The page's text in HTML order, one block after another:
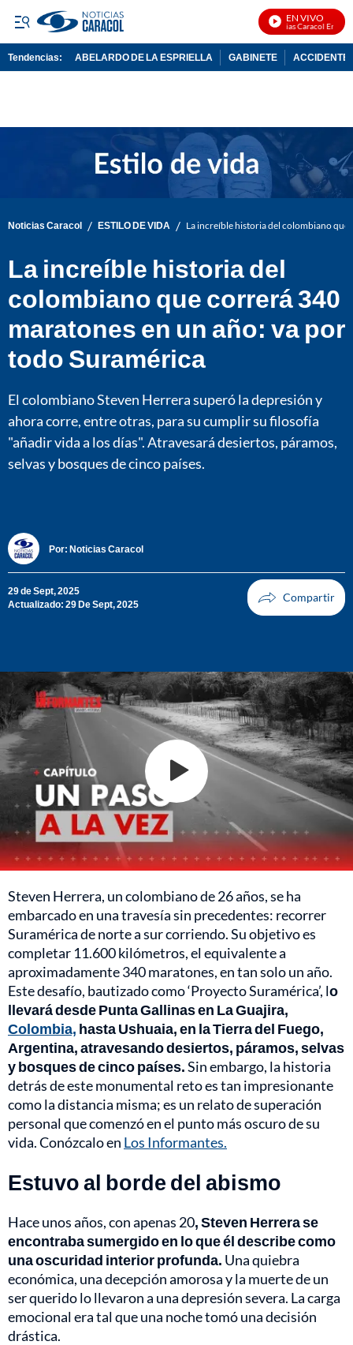
EN VIVO
Noticias Caracol En Vivo
Tendencias: ABELARDO DE LA ESPRIELLA GABINETE ACCIDENTE
Noticias Caracol / ESTILO DE VIDA / La increíble historia del colombiano
La increíble historia del
colombiano que correrá 340
maratones en un año: va por
todo Suramérica
El colombiano Steven Herrera superó la depresión y
ahora corre, entre otras, para su cumplir su filosofía
"añadir vida a los días". Atravesará desiertos, páramos,
selvas y bosques de cinco países.
Por: Noticias Caracol
29 de Sept, 2025
Actualizado: 29 De Sept, 2025
Steven Herrera, un colombiano de 26 años, se ha
embarcado en una travesía sin precedentes: recorrer
Suramérica de norte a sur corriendo. Su objetivo es
completar 11.600 kilómetros, el equivalente a
aproximadamente 340 maratones, en tan solo un año.
Este desafío, bautizado como ‘Proyecto Suramérica’, lo
llevará desde Punta Gallinas en La Guajira,
Colombia, hasta Ushuaia, en la Tierra del Fuego,
Argentina, atravesando desiertos, páramos, selvas
y bosques de cinco países.Sin embargo, la historia
detrás de este monumental reto es tan impresionante
como la distancia misma; es un relato de superación
personal que comenzó en el punto más oscuro de su
vida. Conózcalo en Los Informantes.
Estuvo al borde del abismo
Hace unos años, con apenas 20, Steven Herrera se
encontraba sumergido en lo que él describe como
una oscuridad interior profunda. Una quiebra
económica, una decepción amorosa y la muerte de un
ser querido lo llevaron a una depresión severa. La carga
emocional era tal que una noche tomó una decisión
drástica.